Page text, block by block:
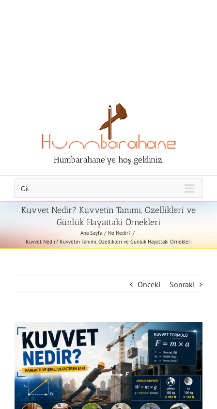
Humbarahane'ye hoş geldiniz.
Git...
Kuvvet Nedir? Kuvvetin Tanımı, Özellikleri ve
Günlük Hayattaki Örnekleri
Ana Sayfa
Ne Nedir?
Kuvvet Nedir? Kuvvetin Tanımı, Özellikleri ve Günlük Hayattaki Örnekleri
Önceki Sonraki
View
Larger
Image